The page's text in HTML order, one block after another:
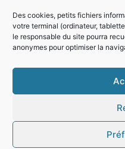
Des cookies, petits fichiers
votre terminal (ordinateur,
le responsable du site pourra
anonymes pour optimiser la
Horaires